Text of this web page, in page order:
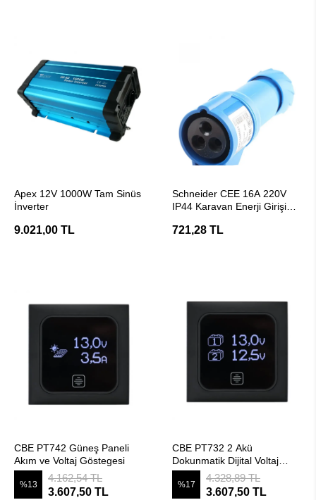
Apex 12V 1000W Tam Sinüs
İnverter
9.021,00 TL
Schneider CEE 16A 220V
IP44 Karavan Enerji Girişi
721,28 TL
CBE PT742 Güneş Paneli
Akım ve Voltaj Göstegesi
%13
4.162,54 TL
3.607,50 TL
CBE PT732 2 Akü
Dokunmatik Dijital Voltaj
Göstergesi
%17
4.328,89 TL
3.607,50 TL